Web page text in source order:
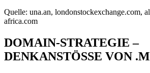
Quelle: una.an, londonstockexchange.com,
africa.com
DOMAIN-STRATEGIE –
DENKANSTÖSSE VON